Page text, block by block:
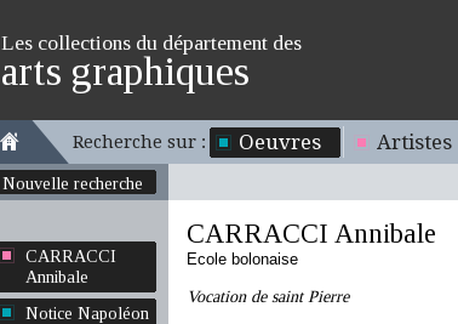
Les collections du département des
arts graphiques
Recherche sur : Oeuvres Artistes
Nouvelle recherche
CARRACCI
Annibale
Notice Napoléon
CARRACCI Annibale
Ecole bolonaise
Vocation de saint Pierre